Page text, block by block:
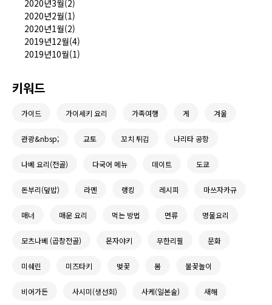
2020년3월(2)
2020년2월(1)
2020년1월(2)
2019년12월(4)
2019년10월(1)
키워드
가이드 가이세키 요리 가족여행 게 겨울
관광&nbsp; 교토 꼬치 튀김 나리타 공항
나베 요리(전골) 다국어 메뉴 데이트 도쿄
돈부리(덮밥) 라멘 랭킹 레시피 마쓰자카규
매너 매운 요리 먹는 방법 면류 명물요리
모츠나베 (곱창전골) 몬자야키 무한리필 문화
미쉐린 미즈타키 벚꽃 봄 불꽃놀이
비어가든 사시미(생선회) 사케(일본술) 새해